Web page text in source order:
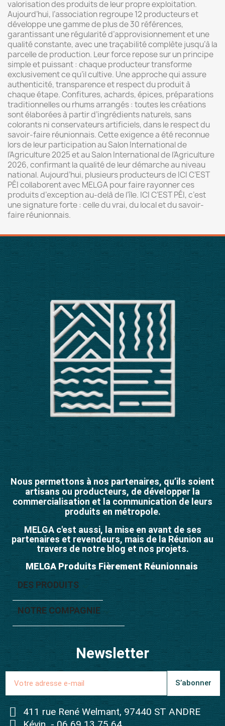
valorisation des produits de leur propre exploitation.
Aujourd’hui, l’association regroupe 12 producteurs et
développe une gamme de plus de 30 références,
garantissant une régularité d’approvisionnement et une
qualité constante, avec une traçabilité complète jusqu’à la
parcelle de production. Leur force repose sur un principe
simple et puissant : chaque producteur transforme
exclusivement ce qu’il cultive. Une approche qui assure
authenticité, transparence et respect du produit à
chaque étape. Confitures, achards, épices, préparations
traditionnelles ou rhums arrangés : toutes les créations
sont élaborées à partir d’ingrédients naturels, sans
colorants ni conservateurs artificiels, dans le respect du
savoir-faire réunionnais. Cette exigence a été reconnue
lors de leur participation auSalon International de
l’Agriculture 2025et auSalon International de l’Agriculture
2026, confirmant la qualité de leur démarche au niveau
national. Aujourd’hui, plusieurs producteurs de ICI C’EST
PÉI collaborent avec MELGA pour faire rayonner ces
produits d’exception au-delà de l’île. ICI C’EST PÉI, c’est
une signature forte : celle du vrai, du local et du savoir-
faire réunionnais.
DES PRODUITS
NOTRE COMPAGNIE
Nous permettons à nos partenaires, qu’ils soient
artisans ou producteurs, de développer la
commercialisation et la communication de leurs
produits en métropole.
MELGA c'est aussi, la mise en avant de ses
partenaires et revendeurs, mais de la Réunion au
travers de notre blog et nos projets.
MELGA Produits Fièrement Réunionnais
Newsletter
S’abonner
411 rue René Welmant, 97440 ST ANDRE